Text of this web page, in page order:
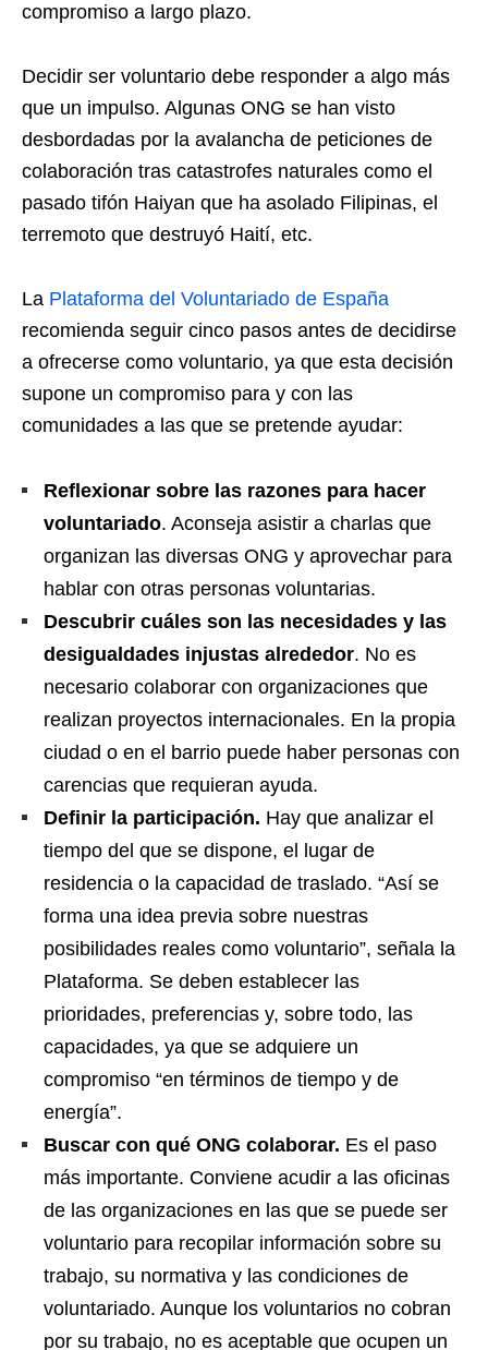
compromiso a largo plazo.
Decidir ser voluntario debe responder a algo más
que un impulso. Algunas ONG se han visto
desbordadas por la avalancha de peticiones de
colaboración tras catastrofes naturales como el
pasado tifón Haiyan que ha asolado Filipinas, el
terremoto que destruyó Haití, etc.
La Plataforma del Voluntariado de España
recomienda seguir cinco pasos antes de decidirse
a ofrecerse como voluntario, ya que esta decisión
supone un compromiso para y con las
comunidades a las que se pretende ayudar:
Reflexionar sobre las razones para hacer
voluntariado. Aconseja asistir a charlas que
organizan las diversas ONG y aprovechar para
hablar con otras personas voluntarias.
Descubrir cuáles son las necesidades y las
desigualdades injustas alrededor. No es
necesario colaborar con organizaciones que
realizan proyectos internacionales. En la propia
ciudad o en el barrio puede haber personas con
carencias que requieran ayuda.
Definir la participación. Hay que analizar el
tiempo del que se dispone, el lugar de
residencia o la capacidad de traslado. “Así se
forma una idea previa sobre nuestras
posibilidades reales como voluntario”, señala la
Plataforma. Se deben establecer las
prioridades, preferencias y, sobre todo, las
capacidades, ya que se adquiere un
compromiso “en términos de tiempo y de
energía”.
Buscar con qué ONG colaborar. Es el paso
más importante. Conviene acudir a las oficinas
de las organizaciones en las que se puede ser
voluntario para recopilar información sobre su
trabajo, su normativa y las condiciones de
voluntariado. Aunque los voluntarios no cobran
por su trabajo, no es aceptable que ocupen un